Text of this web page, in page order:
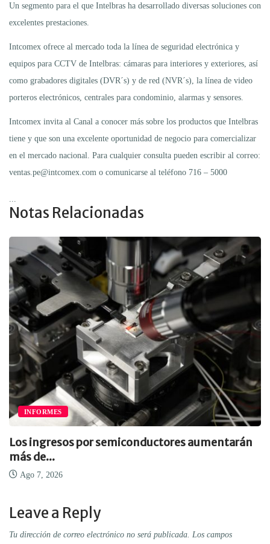
Un segmento para el que Intelbras ha desarrollado diversas soluciones con
excelentes prestaciones.
Intcomex ofrece al mercado toda la línea de seguridad electrónica y
equipos para CCTV de Intelbras: cámaras para interiores y exteriores, así
como grabadores digitales (DVR´s) y de red (NVR´s), la línea de video
porteros electrónicos, centrales para condominio, alarmas y sensores.
Intcomex invita al Canal a conocer más sobre los productos que Intelbras
tiene y que son una excelente oportunidad de negocio para comercializar
en el mercado nacional. Para cualquier consulta pueden escribir al correo:
ventas.pe@intcomex.com o comunicarse al teléfono 716 – 5000
Notas Relacionadas
INFORMES
Los ingresos por semiconductores aumentarán
más de...
Ago 7, 2026
Leave a Reply
Tu dirección de correo electrónico no será publicada. Los campos